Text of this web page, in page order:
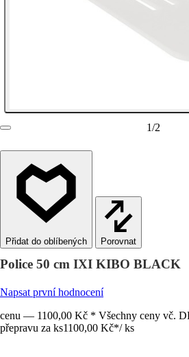
1/2
Porovnat
Police 50 cm IXI KIBO BLACK
Napsat první hodnocení
cenu — 1100,00 Kč * Všechny ceny vč.
přepravu za ks1100,00 Kč*/ ks